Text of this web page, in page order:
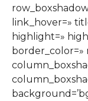
link_hover=»
highlight=»
border_color=»